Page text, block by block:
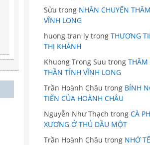
Sửu trong NHÂN CHUYẾN
VĨNH LONG
huong tran ly trong THƯƠNG
THỊ KHÁNH
Khuong Trong Suu trong THĂM
THẦN TỈNH VĨNH LONG
Trần Hoành Châu trong BÍNH
TIẾN CỦA HOÀNH CHÂU
Nguyễn Như Thạch trong CÀ
XƯƠNG Ở THỦ DẦU MỘT
Trần Hoành Châu trong NHỚ